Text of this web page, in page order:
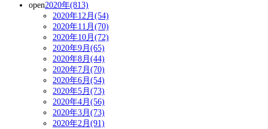
open2020年(813)
2020年12月(54)
2020年11月(70)
2020年10月(72)
2020年9月(65)
2020年8月(44)
2020年7月(70)
2020年6月(54)
2020年5月(73)
2020年4月(56)
2020年3月(73)
2020年2月(91)